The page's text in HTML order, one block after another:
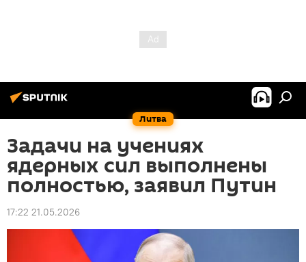
Литва
Задачи на учениях
ядерных сил выполнены
полностью, заявил Путин
17:22 21.05.2026